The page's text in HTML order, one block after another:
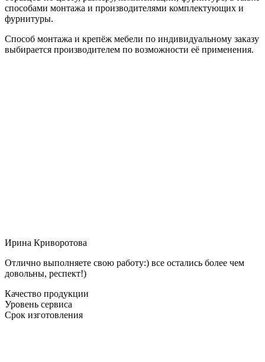
способами монтажа и производителями комплектующих и
фурнитуры.
Способ монтажа и крепёж мебели по индивидуальному заказу
выбирается производителем по возможности её применения.
Ирина Криворотова
Отлично выполняете свою работу:) все остались более чем
довольны, респект!)
Качество продукции
Уровень сервиса
Срок изготовления